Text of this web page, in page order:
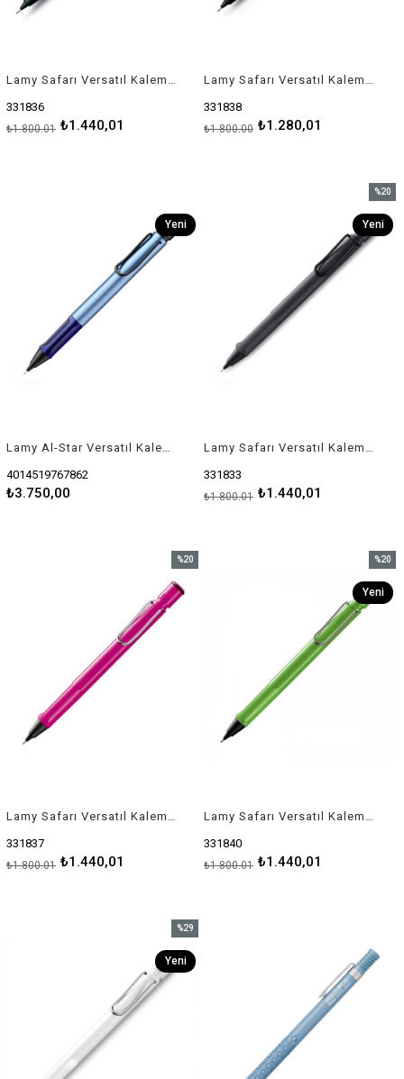
331836
₺1.440,01
₺1.800,01
331838
₺1.280,01
₺1.800,00
Lamy Al-Star Versatıl Kalem Alumınyum 0.5 Aquatıc
4014519767862
₺3.750,00
Yeni
Ürün
Lamy Safarı Versatıl Kalem Metal K. 0.5 Mat Sıyah
331833
₺1.440,01
₺1.800,01
%20
Yeni
Ürün
331837
₺1.440,01
₺1.800,01
%20
%20İndirim
331840
₺1.440,01
₺1.800,01
%20
Yeni
Ürün
%29
%29İndirim
Yeni
Ürün